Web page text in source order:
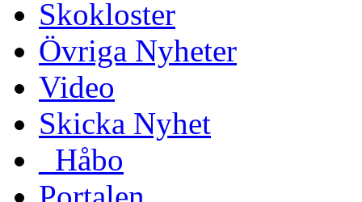
Skokloster
Övriga Nyheter
Video
Skicka Nyhet
_Håbo